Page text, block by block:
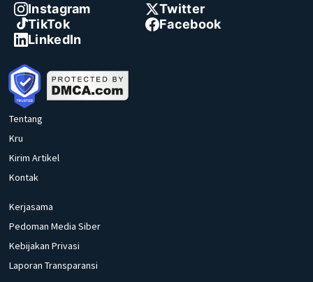
Instagram
Twitter
TikTok
Facebook
LinkedIn
Tentang
Kru
Kirim Artikel
Kontak
Kerjasama
Pedoman Media Siber
Kebijakan Privasi
Laporan Transparansi